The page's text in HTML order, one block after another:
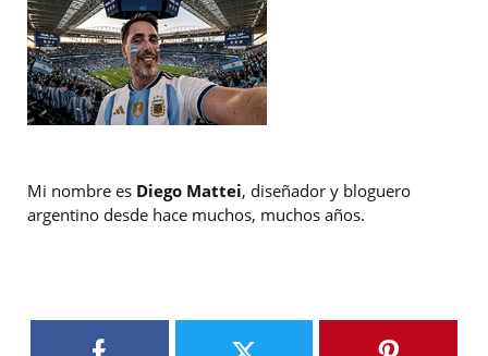
Mi nombre es Diego Mattei, diseñador y bloguero
argentino desde hace muchos, muchos años.